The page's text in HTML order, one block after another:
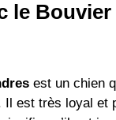
le Bouvier
est un chien
est très loyal et